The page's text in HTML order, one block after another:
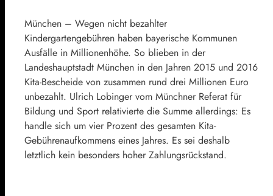
München – Wegen nicht bezahlter
Kindergartengebühren haben bayerische Kommunen
Ausfälle in Millionenhöhe. So blieben in der
Landeshauptstadt München in den Jahren 2015 und 2016
Kita-Bescheide von zusammen rund drei Millionen Euro
unbezahlt. Ulrich Lobinger vom Münchner Referat für
Bildung und Sport relativierte die Summe allerdings: Es
handle sich um vier Prozent des gesamten Kita-
Gebührenaufkommens eines Jahres. Es sei deshalb
letztlich kein besonders hoher Zahlungsrückstand.